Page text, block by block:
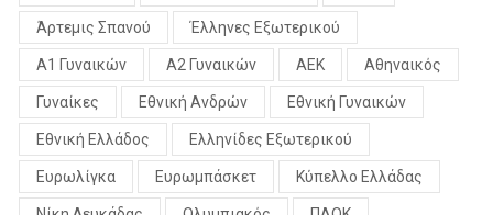
Άρτεμις Σπανού Έλληνες Εξωτερικού
Α1 Γυναικών Α2 Γυναικών ΑΕΚ Αθηναικός
Γυναίκες Εθνική Ανδρών Εθνική Γυναικών
Εθνική Ελλάδος Ελληνίδες Εξωτερικού
Ευρωλίγκα Ευρωμπάσκετ Κύπελλο Ελλάδας